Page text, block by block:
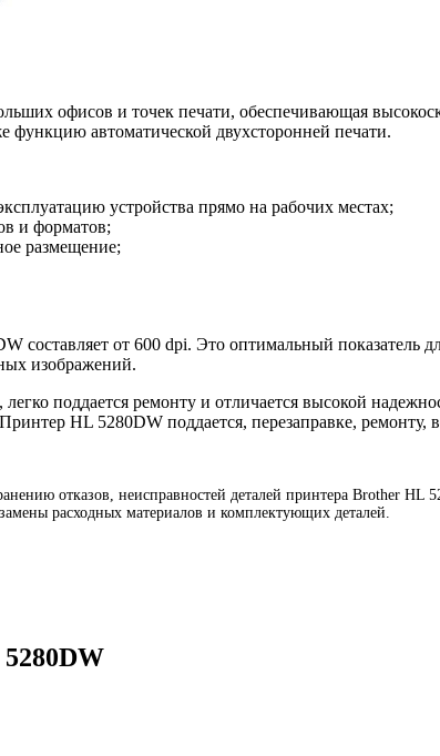
офисов и точек печати, обеспечивающая
функцию автоматической двухсторонней печати.
устройства прямо на рабочих местах;
и форматов;
размещение;
составляет от 600 dpi. Это оптимальный показатель
изображений.
поддается ремонту и отличается высокой
HL 5280DW поддается, перезаправке, ремонту,
отказов, неисправностей деталей принтера Brother HL
расходных материалов и комплектующих деталей.